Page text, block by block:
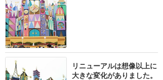
リニューアルは想像以上に
大きな変化がありました。